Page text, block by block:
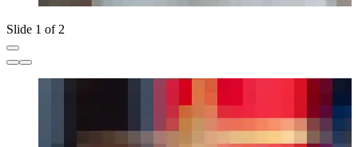
Slide 1 of 2